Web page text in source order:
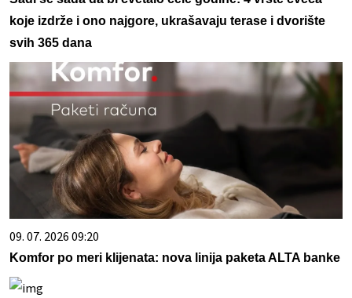
koje izdrže i ono najgore, ukrašavaju terase i dvorište
svih 365 dana
09. 07. 2026 09:20
Komfor po meri klijenata: nova linija paketa ALTA banke